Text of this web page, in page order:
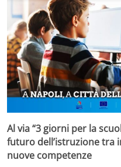
Al via “3 giorni per la
futuro dell’istruzione tra
nuove competenze